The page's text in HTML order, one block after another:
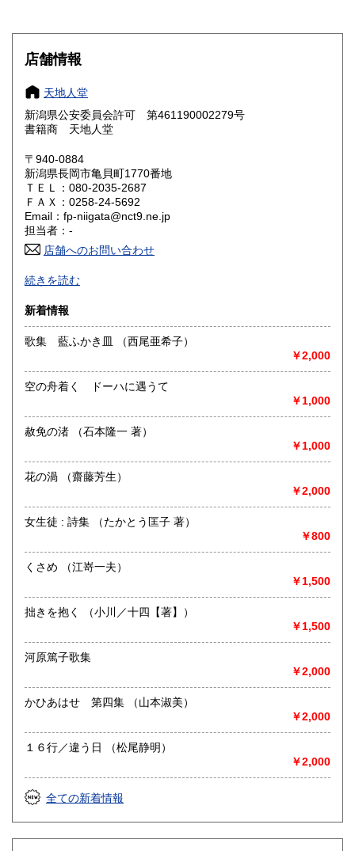
大阪府
奈良県
鳥取県 185円 島根県
岡山県
山口県 185円
香川県 185円
高知県 185円
佐賀県
熊本県 185円 大分県 185円
185円
沖縄県 185円
店舗情報
天地人堂
新潟県公安委員会許可 第461190002279号
書籍商 天地人堂
〒940-0884
新潟県長岡市亀貝町1770番地
ＴＥＬ：080-2035-2687
ＦＡＸ：0258-24-5692
Email：fp-niigata@nct9.ne.jp
担当者：-
店舗へのお問い合わせ
最寄駅：長岡駅
営業時間：午前10時から午後5時
定休日：不定休
書籍の買取について
新潟県内にて出張積極的に買取を行っています。査定及び出
張料は無料です。20冊以上であればお伺いいたします。ご連
絡願います。
取り扱い分野
歴史、社会科学、自然科学、サブカルチャー、古書一般（そ
続きを読む
新着情報
歌集 藍ふかき皿 （西尾亜希子）
￥2,000
空の舟着く ドーハに遇うて
￥1,000
赦免の渚 （石本隆一 著）
￥1,000
花の渦 （齋藤芳生）
￥2,000
女生徒 : 詩集 （たかとう匡子 著）
￥800
くさめ （江嵜一夫）
￥1,500
拙きを抱く （小川／十四【著】）
￥1,500
河原篤子歌集
￥2,000
かひあはせ 第四集 （山本淑美）
￥2,000
１６行／違う日 （松尾静明）
￥2,000
全ての新着情報